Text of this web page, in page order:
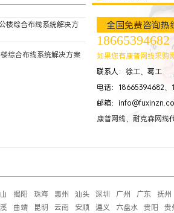
综合布线系统解决方案
榆林酒店高清网络视
全国免费咨询热
18665394682
如果您有康普网线采购
联系人：徐工、葛工
电话：18665394682、
邮箱：
康普网线、 耐克森网线
揭阳 珠海 惠州 汕头 深圳 广州 广东 抚州
曲靖 昆明 云南 安顺 遵义 六盘水 贵阳 贵